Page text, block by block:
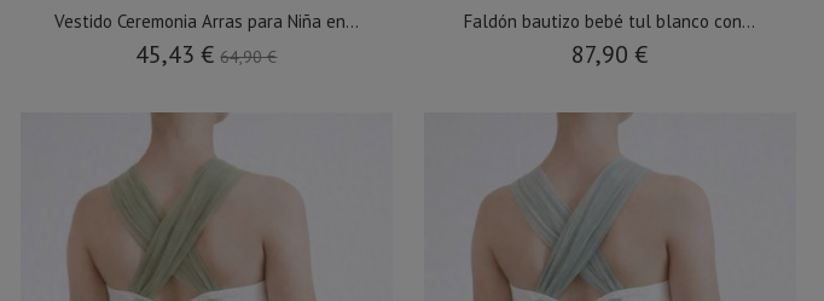
Vestido Ceremonia Arras para Niña en...
45,43 €64,90 €
Faldón bautizo bebé tul blanco con...
87,90 €